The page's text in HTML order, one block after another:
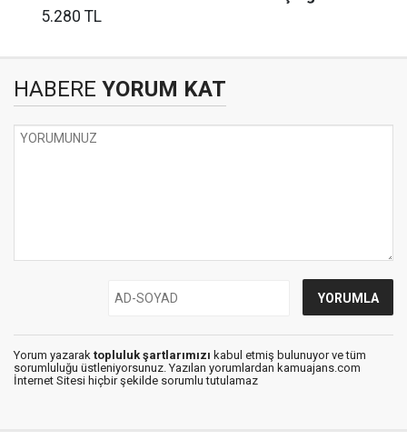
5.280 TL
HABERE YORUM KAT
Yorum yazarak topluluk şartlarımızı kabul etmiş bulunuyor ve tüm
sorumluluğu üstleniyorsunuz. Yazılan yorumlardan kamuajans.com
İnternet Sitesi hiçbir şekilde sorumlu tutulamaz